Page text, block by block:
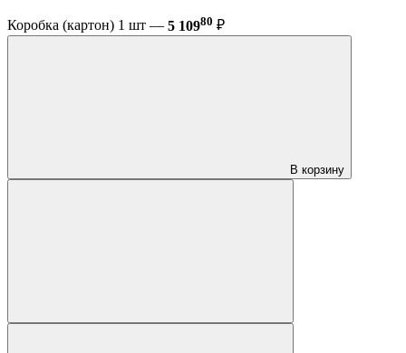
Коробка (картон) 1 шт — 5 10980 ₽
В корзину